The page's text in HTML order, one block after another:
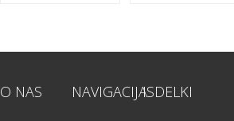
O NAS NAVIGACIJAISDELKI